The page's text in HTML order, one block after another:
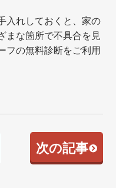
入れしておくと、家の
まな箇所で不具合を見
フの無料診断をご利用
次の記事